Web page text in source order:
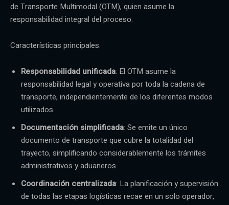
de Transporte Multimodal (OTM), quien asume la
responsabilidad integral del proceso.
Características principales:
Responsabilidad unificada: El OTM asume la
responsabilidad legal y operativa por toda la cadena de
transporte, independientemente de los diferentes modos
utilizados.
Documentación simplificada: Se emite un único
documento de transporte que cubre la totalidad del
trayecto, simplificando considerablemente los trámites
administrativos y aduaneros.
Coordinación centralizada: La planificación y supervisión
de todas las etapas logísticas recae en un solo operador,